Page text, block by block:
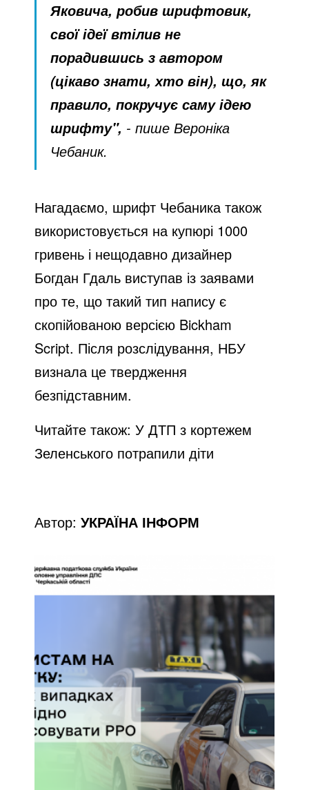
Яковича, робив шрифтовик,
свої ідеї втілив не
порадившись з автором
(цікаво знати, хто він), що, як
правило, покручує саму ідею
шрифту", - пише Вероніка
Чебаник.
Нагадаємо, шрифт Чебаника також
використовується на купюрі 1000
гривень і нещодавно дизайнер
Богдан Гдаль виступав із заявами
про те, що такий тип напису є
скопійованою версією Bickham
Script. Після розслідування, НБУ
визнала це твердження
безпідставним.
Читайте також:У ДТП з кортежем
Зеленського потрапили діти
Автор:УКРАЇНА ІНФОРМ